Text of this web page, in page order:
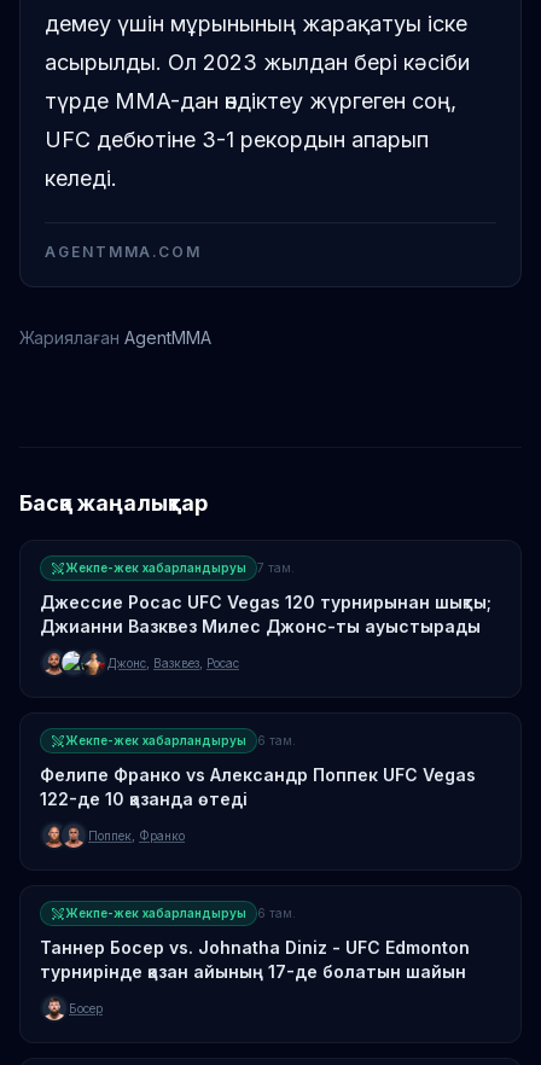
демеу үшін мұрынының жарақатуы іске
асырылды. Ол 2023 жылдан бері кәсіби
түрде MMA-дан өндіктеу жүргеген соң,
UFC дебютіне 3-1 рекордын апарып
келеді.
AGENTMMA.COM
Жариялаған AgentMMA
Басқа жаңалықтар
Жекпе-жек хабарландыруы 7 там.
Джессие Росас UFC Vegas 120 турнирынан шықты;
Джианни Вазквез Милес Джонс-ты ауыстырады
Джонс Вазквез Росас
Жекпе-жек хабарландыруы 6 там.
Фелипе Франко vs Александр Поппек UFC Vegas
122-де 10 қазанда өтеді
Поппек Франко
Жекпе-жек хабарландыруы 6 там.
Таннер Босер vs. Johnatha Diniz - UFC Edmonton
турнирінде қазан айының 17-де болатын шайын
Босер